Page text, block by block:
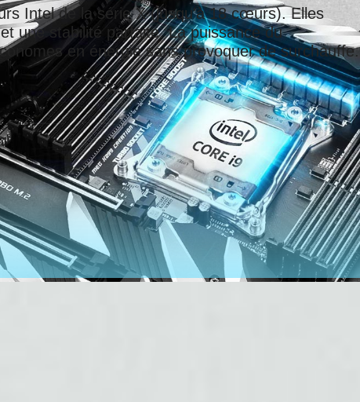
Intel de la série X (jusqu'à 18 cœurs). Elles
une stabilité parfaite. La puissance du
en énergie sans provoquer de surchauffe.